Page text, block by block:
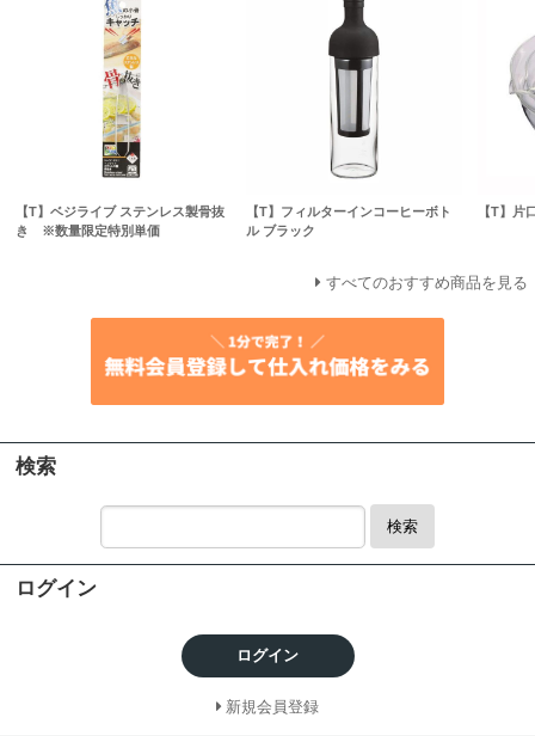
【T】ベジライブ ステンレス製骨抜
き ※数量限定特別単価
【T】フィルターインコーヒーボト
ル ブラック
【T】片
すべてのおすすめ商品を見る
検索
検索
ログイン
ログイン
新規会員登録